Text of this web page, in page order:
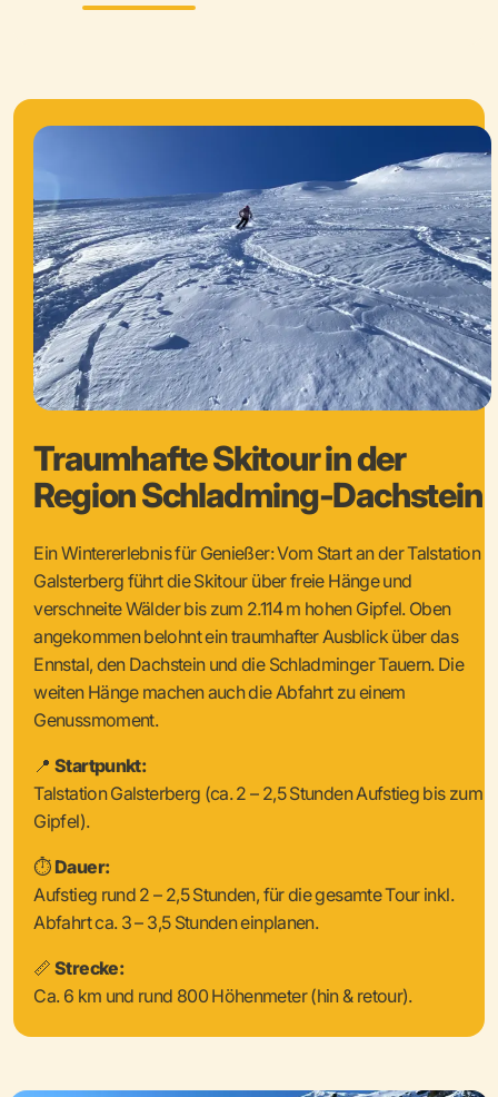
Traumhafte Skitour in der
Region Schladming-Dachstein
Ein Wintererlebnis für Genießer: Vom Start an der Talstation
Galsterberg führt die Skitour über freie Hänge und
verschneite Wälder bis zum 2.114 m hohen Gipfel. Oben
angekommen belohnt ein traumhafter Ausblick über das
Ennstal, den Dachstein und die Schladminger Tauern. Die
weiten Hänge machen auch die Abfahrt zu einem
Genussmoment.
📍Startpunkt:
Talstation Galsterberg (ca. 2 – 2,5 Stunden Aufstieg bis zum
Gipfel).
⏱ Dauer:
Aufstieg rund 2 – 2,5 Stunden, für die gesamte Tour inkl.
Abfahrt ca. 3 – 3,5 Stunden einplanen.
📏Strecke:
Ca. 6 km und rund 800 Höhenmeter (hin & retour).